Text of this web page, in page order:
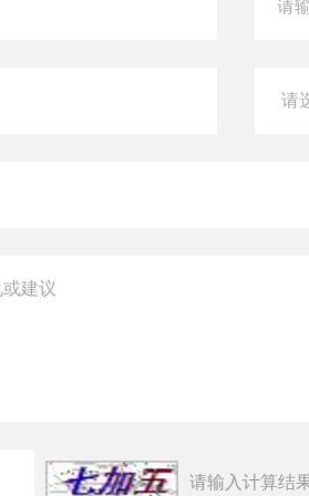
请输入计算结